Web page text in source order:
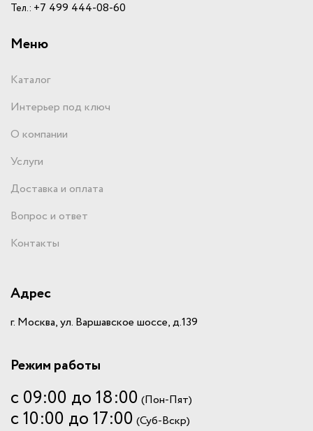
Тел.: +7 499 444-08-60
Меню
Каталог
Интерьер под ключ
О компании
Услуги
Доставка и оплата
Вопрос и ответ
Контакты
Адрес
г. Москва, ул. Варшавское шоссе, д.139
Режим работы
с 09:00 до 18:00 (Пон-Пят)
с 10:00 до 17:00 (Суб-Вскр)